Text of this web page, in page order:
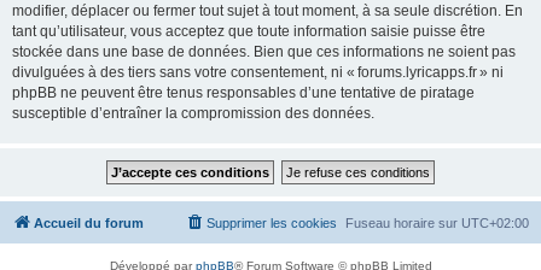
modifier, déplacer ou fermer tout sujet à tout moment, à sa seule discrétion. En
tant qu’utilisateur, vous acceptez que toute information saisie puisse être
stockée dans une base de données. Bien que ces informations ne soient pas
divulguées à des tiers sans votre consentement, ni « forums.lyricapps.fr » ni
phpBB ne peuvent être tenus responsables d’une tentative de piratage
susceptible d’entraîner la compromission des données.
Accueil du forum Fuseau horaire sur UTC+02:00
Supprimer les cookies
Développé parphpBB® Forum Software © phpBB Limited